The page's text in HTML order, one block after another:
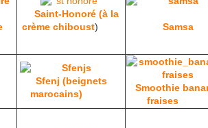
Saint-Honoré (à la
crème chiboust) Samsa
Sfenj (beignets
marocains)
Smoothie
fraises